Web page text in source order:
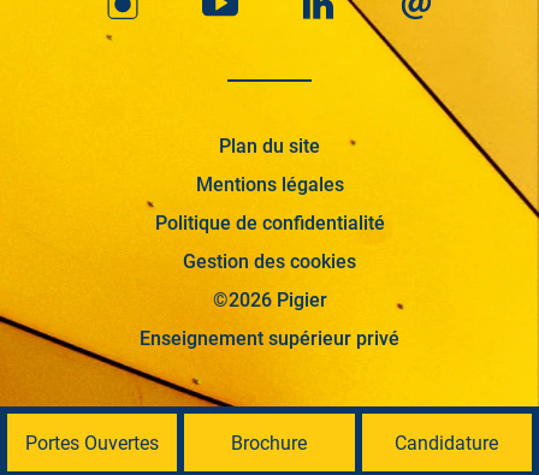
Plan du site
Mentions légales
Politique de confidentialité
Gestion des cookies
©2026 Pigier
Enseignement supérieur privé
Portes Ouvertes Brochure Candidature